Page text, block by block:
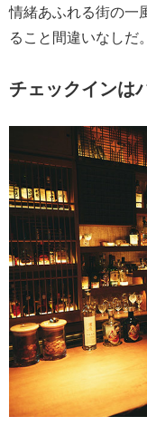
情緒あふれる街の一
ること間違いなしだ。
チェックインは